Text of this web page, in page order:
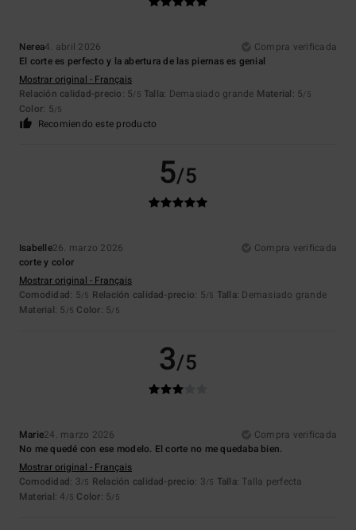
Nerea4. abril 2026
Compra verificada
El corte es perfecto y la abertura de las piernas es genial
Mostrar original - Français
Relación calidad-precio: 5/5 Talla: Demasiado grande Material: 5/5
Color: 5/5
Recomiendo este producto
5/5
Isabelle26. marzo 2026
Compra verificada
corte y color
Mostrar original - Français
Comodidad: 5/5 Relación calidad-precio: 5/5 Talla: Demasiado grande
Material: 5 /5 Color: 5/5
3/5
Marie24. marzo 2026
Compra verificada
No me quedé con ese modelo. El corte no me quedaba bien.
Mostrar original - Français
Comodidad: 3/5 Relación calidad-precio: 3/5 Talla: Talla perfecta
Material: 4 /5 Color: 5/5